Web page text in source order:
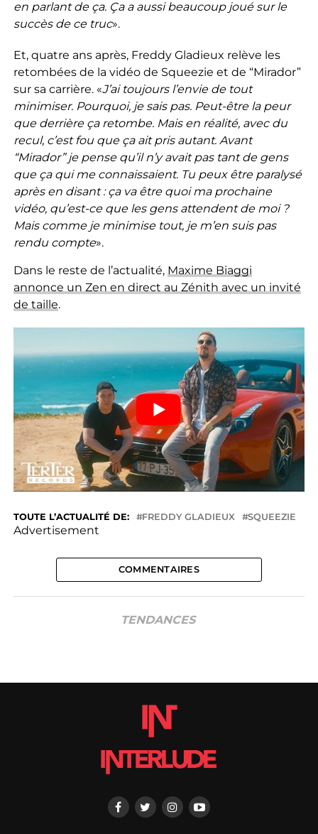
en parlant de ça. Ça a aussi beaucoup joué sur le
succès de ce truc».
Et, quatre ans après, Freddy Gladieux relève les
retombées de la vidéo de Squeezie et de “Mirador”
sur sa carrière. «J’ai toujours l’envie de tout
minimiser. Pourquoi, je sais pas. Peut-être la peur
que derrière ça retombe. Mais en réalité, avec du
recul, c’est fou que ça ait pris autant. Avant
“Mirador” je pense qu’il n’y avait pas tant de gens
que ça qui me connaissaient. Tu peux être paralysé
après en disant : ça va être quoi ma prochaine
vidéo, qu’est-ce que les gens attendent de moi ?
Mais comme je minimise tout, je m’en suis pas
rendu compte».
Dans le reste de l’actualité, Maxime Biaggi
annonce un Zen en direct au Zénith avec un invité
de taille.
TOUTE L’ACTUALITÉ DE: FREDDY GLADIEUX SQUEEZIE
Advertisement
COMMENTAIRES
TENDANCES